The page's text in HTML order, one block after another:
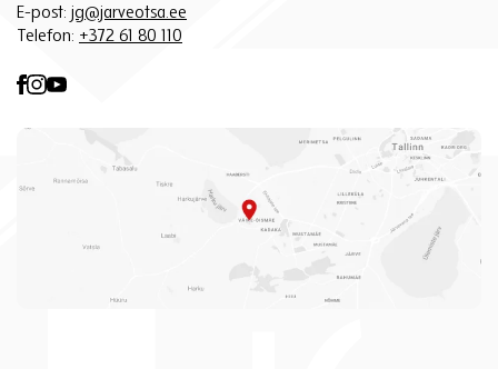
E-post: jg@jarveotsa.ee
Telefon: +372 61 80 110